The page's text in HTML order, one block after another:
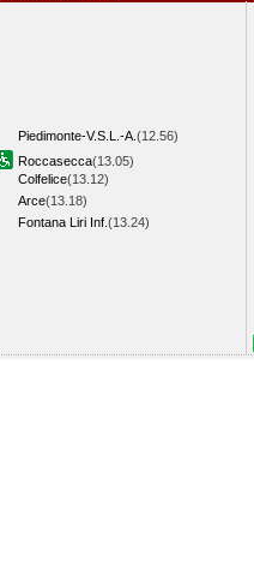
Piedimonte-V.S.L.-A. (12.56)
Roccasecca(13.05)
Colfelice(13.12)
Arce(13.18)
Fontana Liri Inf. (13.24)